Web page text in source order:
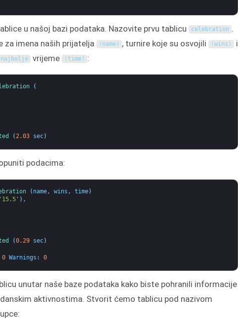
u našoj bazi podataka. Nazovite prvu tablicu celebration .
za imena naših prijatelja ( name) , turnire koje su osvojili (wins ) i
najbolje vrijeme (time) :
(
(2.03 sec)
podacima:
( name, wins , time)
'15.5' ) ,
(0.29 sec)
0 Warnings : 0
unutar naše baze podataka kako biste pohranili informacije
aktivnostima. Stvorit ćemo tablicu pod nazivom